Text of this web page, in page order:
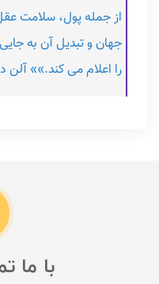
از جمله پول، سلامت
جهان و تبدیل آن به جایی
را اعلام می کند.»»
با ما